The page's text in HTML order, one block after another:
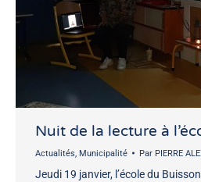
Nuit de la lecture à
Actualités, Municipalité Par PIERRE
Jeudi 19 janvier, l’école du